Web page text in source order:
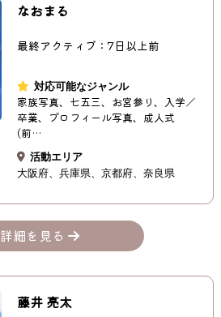
なおまる
最終アクティブ：7日以上前
対応可能なジャンル
家族写真、七五三、お宮参り、入学／
卒業、プロフィール写真、成人式
(前…
活動エリア
大阪府
兵庫県 京都府 奈良県
詳細を見る
藤井 亮太